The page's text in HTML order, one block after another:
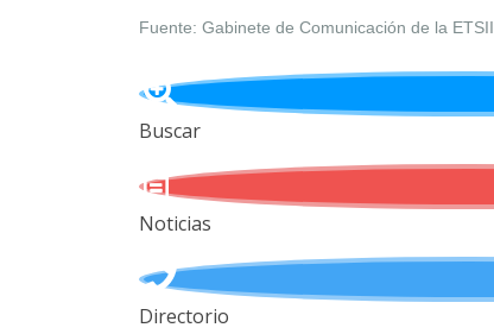
Fuente: Gabinete de Comunicación de la ETSII
Buscar
Noticias
Directorio